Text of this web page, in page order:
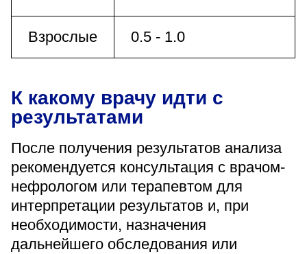
Взрослые 0.5 - 1.0
К какому врачу идти с
результатами
После получения результатов анализа
рекомендуется консультация с врачом-
нефрологом или терапевтом для
интерпретации результатов и, при
необходимости, назначения
дальнейшего обследования или